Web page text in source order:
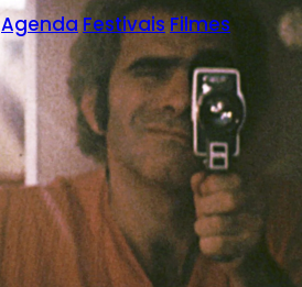
Agenda Festivais Filmes